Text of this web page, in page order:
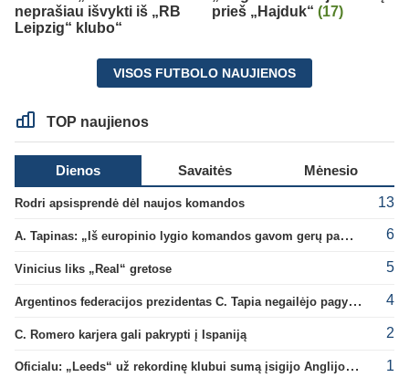
neprašiau išvykti iš „RB
Leipzig“ klubo“
prieš „Hajduk“ (17)
VISOS FUTBOLO NAUJIENOS
TOP naujienos
Dienos Savaitės Mėnesio
Rodri apsisprendė dėl naujos komandos 13
A. Tapinas: „Iš europinio lygio komandos gavom gerų pamokų“ 6
Vinicius liks „Real“ gretose 5
Argentinos federacijos prezidentas C. Tapia negailėjo pagyrų G. Infantino 4
C. Romero karjera gali pakrypti į Ispaniją 2
Oficialu: „Leeds“ už rekordinę klubui sumą įsigijo Anglijos rinktinės vartininką 1